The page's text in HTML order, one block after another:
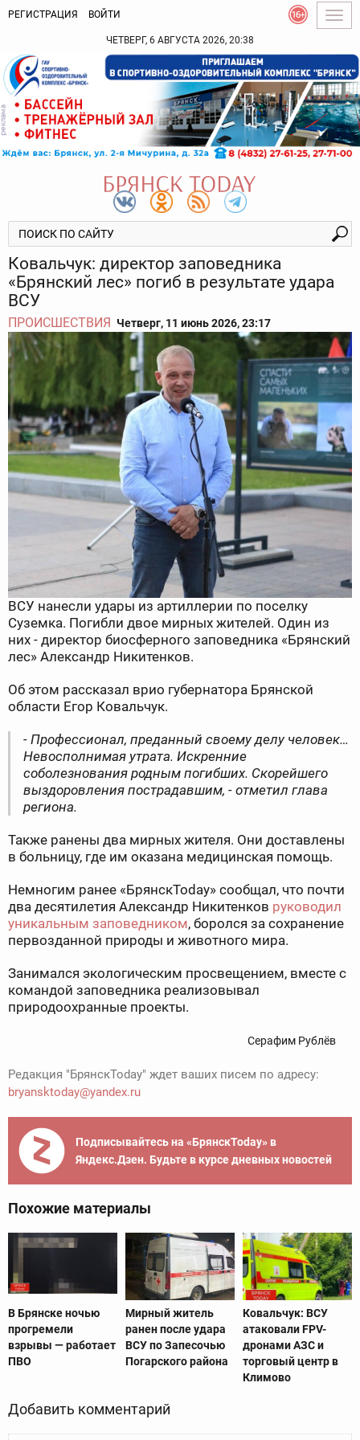
РЕГИСТРАЦИЯ ВОЙТИ
ЧЕТВЕРГ, 6 АВГУСТА 2026, 20:38
Ковальчук: директор заповедника
«Брянский лес» погиб в результате удара
ВСУ
ПРОИСШЕСТВИЯ Четверг, 11 июнь 2026, 23:17
ВСУ нанесли удары из артиллерии по поселку
Суземка. Погибли двое мирных жителей. Один из
них - директор биосферного заповедника «Брянский
лес» Александр Никитенков.
Об этом рассказал врио губернатора Брянской
области Егор Ковальчук.
- Профессионал, преданный своему делу человек…
Невосполнимая утрата. Искренние
соболезнования родным погибших. Скорейшего
выздоровления пострадавшим, - отметил глава
региона.
Также ранены два мирных жителя. Они доставлены
в больницу, где им оказана медицинская помощь.
Немногим ранее «БрянскToday» сообщал, что почти
два десятилетия Александр Никитенков руководил
уникальным заповедником, боролся за сохранение
первозданной природы и животного мира.
Занимался экологическим просвещением, вместе с
командой заповедника реализовывал
природоохранные проекты.
Серафим Рублёв
Редакция "БрянскToday" ждет ваших писем по адресу:
bryansktoday@yandex.ru
Подписывайтесь на «БрянскToday» в
Яндекс.Дзен. Будьте в курсе дневных новостей
Похожие материалы
В Брянске ночью
прогремели
взрывы — работает
ПВО
Мирный житель
ранен после удара
ВСУ по Запесочью
Погарского района
Ковальчук: ВСУ
атаковали FPV-
дронами АЗС и
торговый центр в
Климово
Добавить комментарий